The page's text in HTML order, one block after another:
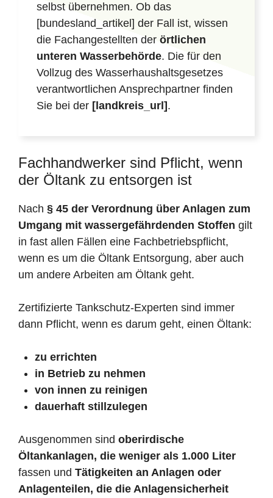
selbst übernehmen. Ob das
[bundesland_artikel] der Fall ist, wissen
die Fachangestellten der örtlichen
unteren Wasserbehörde. Die für den
Vollzug des Wasserhaushaltsgesetzes
verantwortlichen Ansprechpartner finden
Sie bei der [landkreis_url] .
Fachhandwerker sind Pflicht, wenn
der Öltank zu entsorgen ist
Nach § 45 der Verordnung über Anlagen zum
Umgang mit wassergefährdenden Stoffen gilt
in fast allen Fällen eine Fachbetriebspflicht,
wenn es um die Öltank Entsorgung, aber auch
um andere Arbeiten am Öltank geht.
Zertifizierte Tankschutz-Experten sind immer
dann Pflicht, wenn es darum geht, einen Öltank:
zu errichten
in Betrieb zu nehmen
von innen zu reinigen
dauerhaft stillzulegen
Ausgenommen sind oberirdische
Öltankanlagen, die weniger als 1.000 Liter
fassen und Tätigkeiten an Anlagen oder
Anlagenteilen, die die Anlagensicherheit